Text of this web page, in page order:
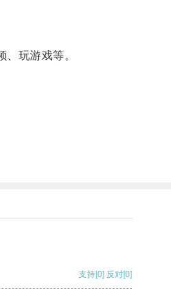
玩游戏等。
支持[0] 反对[0]